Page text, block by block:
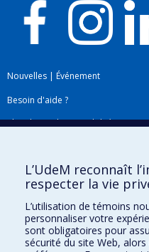
Nouvelles | Événement
Besoin d'aide ?
Plan du site|Accessibilité
Téléchargez les logos de
L’UdeM reconnaît
respecter la vie
L’utilisation de témoins
personnaliser votre
sont obligatoires pour
sécurité du site Web,